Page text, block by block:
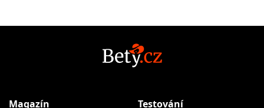
Magazín Testování